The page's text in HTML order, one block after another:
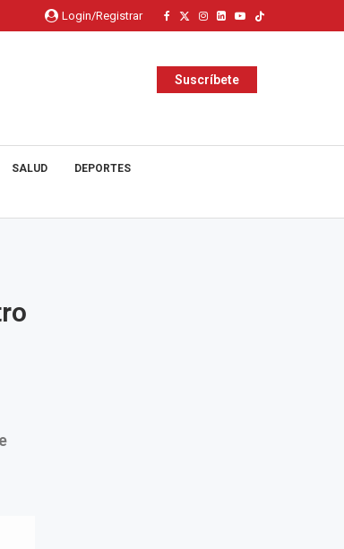
Login/Registrar
Suscríbete
SALUD DEPORTES